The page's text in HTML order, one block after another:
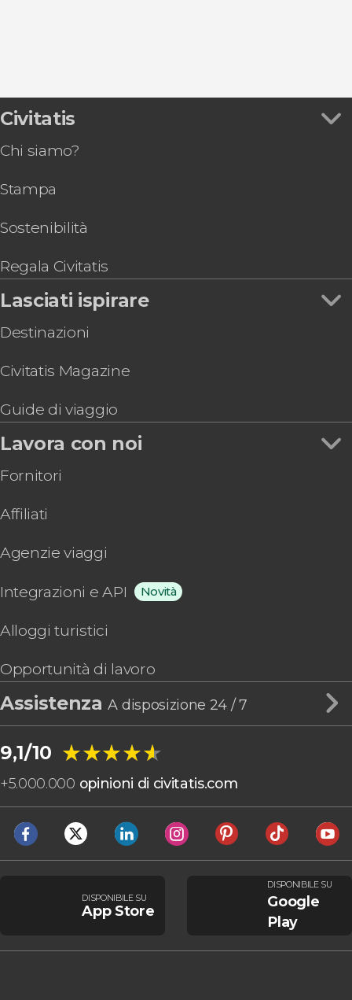
Civitatis
Chi siamo?
Stampa
Sostenibilità
Regala Civitatis
Lasciati ispirare
Destinazioni
Civitatis Magazine
Guide di viaggio
Lavora con noi
Fornitori
Affiliati
Agenzie viaggi
Integrazioni e API Novità
Alloggi turistici
Opportunità di lavoro
AssistenzaA disposizione 24 / 7
9,1/10 ★★★★★
★★★★★
+5.000.000 opinioni di civitatis.com
DISPONIBILE SU
App Store
DISPONIBILE SU
Google
Play